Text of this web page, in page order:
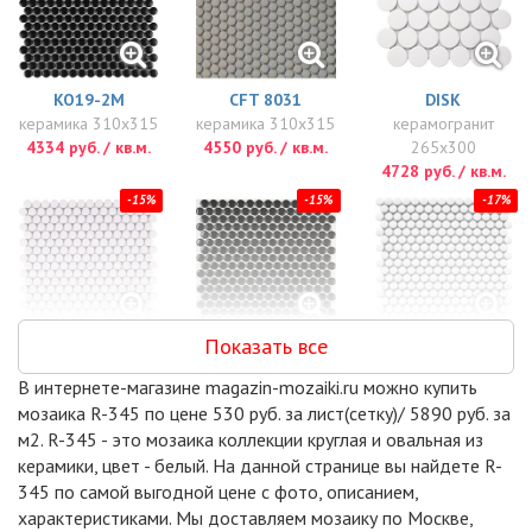
KO19-2M
керамика 310x315
4334 руб. / кв.м.
CFT 8031
керамика 310x315
4550 руб. / кв.м.
DISK
керамогранит
265x300
4728 руб. / кв.м.
-15%
керамика 315x294
4944 руб. / кв.м.
-15%
PS1900-09
керамика 315x294
4944 руб. / кв.м.
-17%
WHITE MATT
(NK41000)
керамика 315x309
5049 руб. / кв.м.
-17% -17% -23%
Показать все
В интернете-магазине magazin-mozaiki.ru можно купить
мозаика R-345 по цене 530 руб. за лист(сетку)/ 5890 руб. за
м2. R-345 - это мозаика коллекции круглая и овальная из
керамики, цвет - белый. На данной странице вы найдете R-
345 по самой выгодной цене с фото, описанием,
характеристиками. Мы доставляем мозаику по Москве,